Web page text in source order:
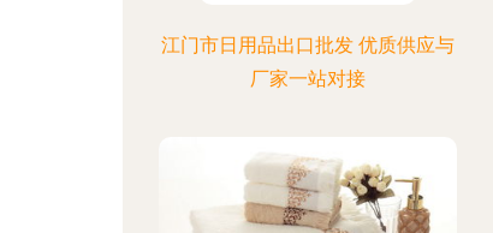
江门市日用品出口批发 优质供应与
厂家一站对接